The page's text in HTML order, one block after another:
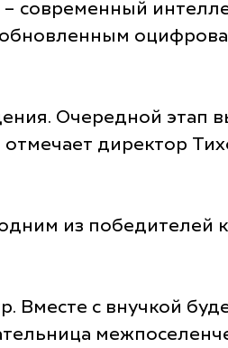
современный
обновленным
Очередной этап
директор
из победителей
Вместе с внучкой